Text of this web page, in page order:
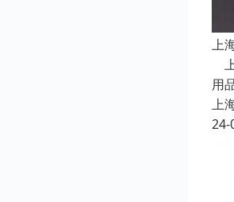
上
用
上
24-